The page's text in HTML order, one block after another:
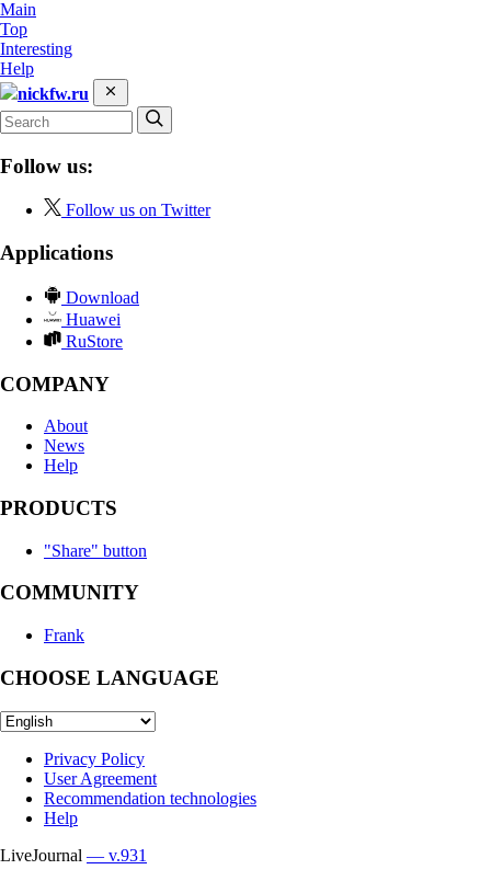
Main
Top
Interesting
Help
nickfw.ru
Follow us:
Follow us on Twitter
Applications
Download
Huawei
RuStore
COMPANY
About
News
Help
PRODUCTS
"Share" button
COMMUNITY
Frank
CHOOSE LANGUAGE
Privacy Policy
User Agreement
Recommendation technologies
Help
LiveJournal — v.931